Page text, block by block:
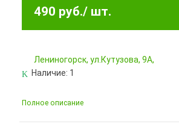
490 руб./ шт.
Лениногорск, ул.Кутузова, 9А,
Наличие: 1
Полное описание